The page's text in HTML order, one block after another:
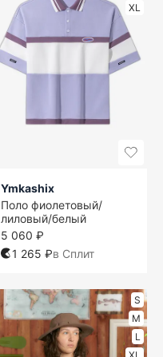
XL
Ymkashix
Поло фиолетовый/
лиловый/белый
5 060 ₽
1 265 ₽в Сплит
S
M
L